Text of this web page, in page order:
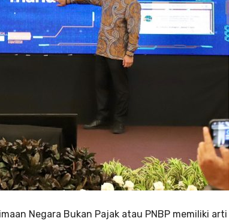
Negara Bukan Pajak atau PNBP memiliki arti